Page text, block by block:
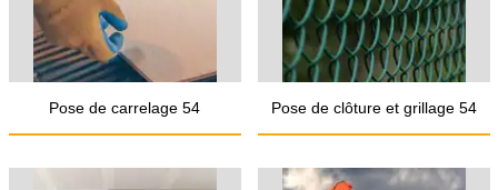
Pose de carrelage 54 Pose de clôture et grillage 54